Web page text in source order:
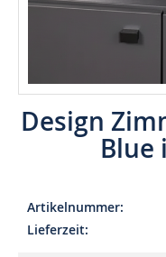
Design
Blue
Artikelnummer
Lieferzeit